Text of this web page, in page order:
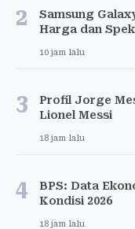
2
Samsung
Harga dan
10 jam lalu
3
Profil Jorge
Lionel Messi
18 jam lalu
4
BPS: Data
Kondisi 2026
18 jam lalu